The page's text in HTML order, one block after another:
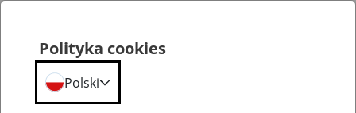
Polityka cookies
Polski